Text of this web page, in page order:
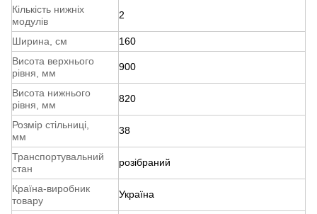
Кількість нижніх
модулів
2
Ширина, см
160
Висота верхнього
рівня, мм
900
Висота нижнього
рівня, мм
820
Розмір стільниці,
мм
38
Транспортувальний
стан
розібраний
Країна-виробник
товару
Україна